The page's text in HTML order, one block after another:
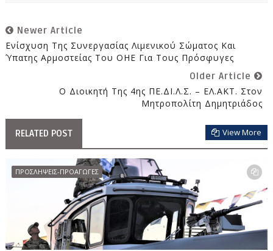
Newer Article
Ενίσχυση Της Συνεργασίας Λιμενικού Σώματος Και
Ύπατης Αρμοστείας Του ΟΗΕ Για Τους Πρόσφυγες
Older Article
Ο Διοικητή Της 4ης ΠΕ.ΔΙ.Λ.Σ. – ΕΛ.ΑΚΤ. Στον
Μητροπολίτη Δημητριάδος
RELATED POST View More
ΠΡΟΣΛΗΨΕΙΣ-ΠΡΟΑΓΩΓΕΣ